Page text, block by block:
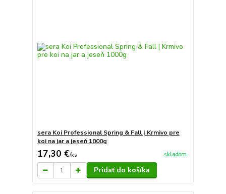
sera Koi Professional Spring & Fall | Krmivo pre
koi na jar a jeseň 1000g
17,30 €/ks skladom
Pridať do košíka